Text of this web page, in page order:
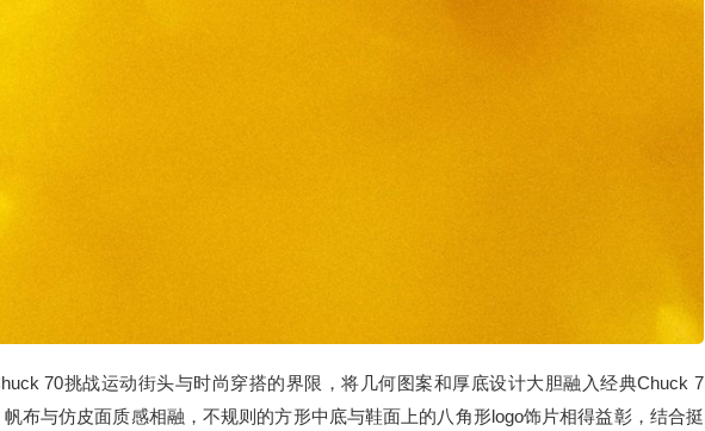
70挑战运动街头与时尚穿搭的界限，将几何图案和厚底设计大胆融入经典Chuck 7
布与仿皮面质感相融，不规则的方形中底与鞋面上的八角形logo饰片相得益彰，结合挺